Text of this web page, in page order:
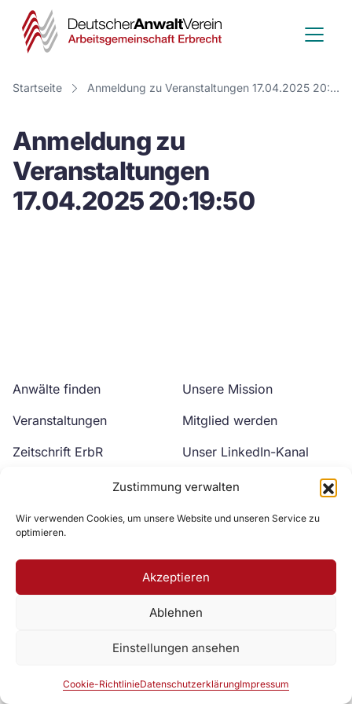
Zustimmung verwalten
Wir verwenden Cookies, um unsere Website und unseren Service zu
optimieren.
Akzeptieren
Ablehnen
Einstellungen ansehen
Cookie-RichtlinieDatenschutzerklärungImpressum
Deutscher
Anwalt
Verein
Startseite Anmeldung zu Veranstaltungen 17.04.2025 20:19:50
Anmeldung zu
Veranstaltungen
17.04.2025 20:19:50
Anwälte finden
Veranstaltungen
Zeitschrift ErbR
Unsere Mission
Mitglied werden
Unser LinkedIn-Kanal
Unser YouTube-Kanal
Zur DAV Webseite